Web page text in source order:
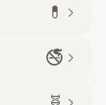
💊
🚭